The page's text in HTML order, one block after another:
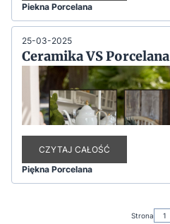
Piekna Porcelana
25-03-2025
Ceramika VS
CZYTAJ CAŁOŚĆ
Piękna Porcelana
Strona